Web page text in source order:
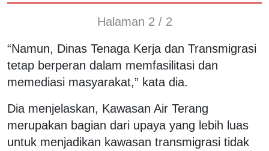
Halaman 2 / 2
“Namun, Dinas Tenaga Kerja dan Transmigrasi
tetap berperan dalam memfasilitasi dan
memediasi masyarakat,” kata dia.
Dia menjelaskan, Kawasan Air Terang
merupakan bagian dari upaya yang lebih luas
untuk menjadikan kawasan transmigrasi tidak